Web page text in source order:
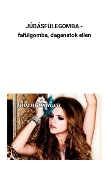
JÚDÁSFÜLEGOMBA -
fafülgomba, daganatok ellen